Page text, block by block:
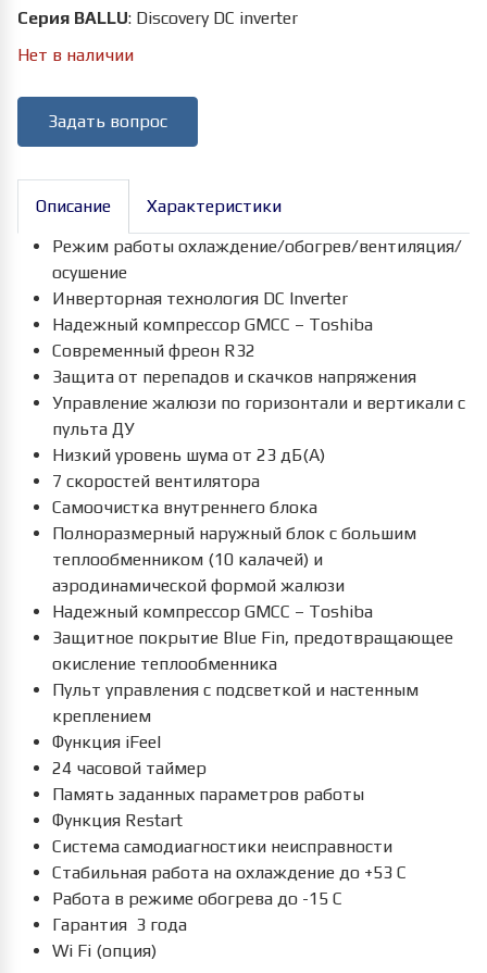
Серия BALLU: Discovery DC inverter
Нет в наличии
Задать вопрос
Описание
Характеристики
Режим работы охлаждение/обогрев/вентиляция/
осушение
Инверторная технология DC Inverter
Надежный компрессор GMCC – Toshiba
Современный фреон R32
Защита от перепадов и скачков напряжения
Управление жалюзи по горизонтали и вертикали с
пульта ДУ
Низкий уровень шума от 23 дБ(А)
7 скоростей вентилятора
Самоочистка внутреннего блока
Полноразмерный наружный блок с большим
теплообменником (10 калачей) и
аэродинамической формой жалюзи
Надежный компрессор GMCC – Toshiba
Защитное покрытие Blue Fin, предотвращающее
окисление теплообменника
Пульт управления с подсветкой и настенным
креплением
Функция iFeel
24 часовой таймер
Память заданных параметров работы
Функция Restart
Система самодиагностики неисправности
Стабильная работа на охлаждение до +53 С
Работа в режиме обогрева до -15 С
Гарантия 3 года
Wi Fi (опция)